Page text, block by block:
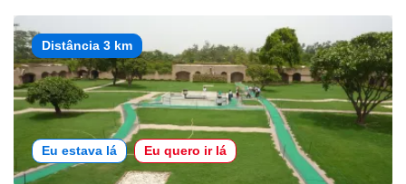
Distância 3 km
Eu estava lá Eu quero ir lá